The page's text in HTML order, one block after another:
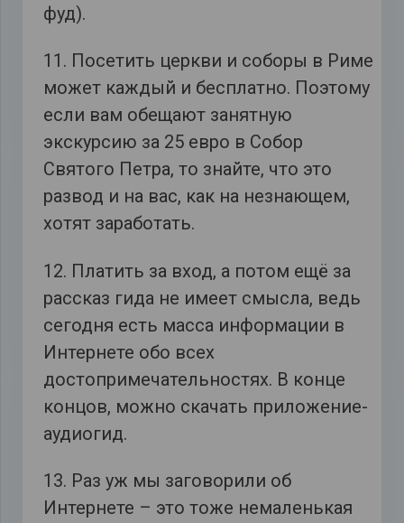
фуд).
11. Посетить церкви и соборы в Риме
может каждый и бесплатно. Поэтому
если вам обещают занятную
экскурсию за 25 евро в Собор
Святого Петра, то знайте, что это
развод и на вас, как на незнающем,
хотят заработать.
12. Платить за вход, а потом ещё за
рассказ гида не имеет смысла, ведь
сегодня есть масса информации в
Интернете обо всех
достопримечательностях. В конце
концов, можно скачать приложение-
аудиогид.
13. Раз уж мы заговорили об
Интернете – это тоже немаленькая